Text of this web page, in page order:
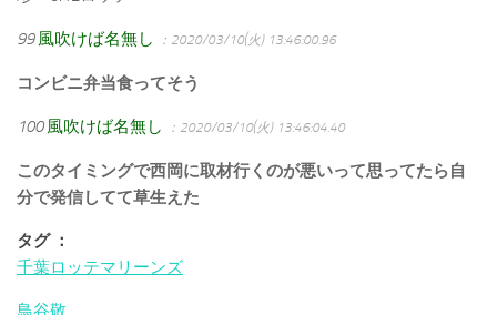
99 風吹けば名無し ：2020/03/10(火) 13:46:00.96
コンビニ弁当食ってそう
100 風吹けば名無し ：2020/03/10(火) 13:46:04.40
このタイミングで西岡に取材行くのが悪いって思ってたら自
分で発信してて草生えた
タグ ：
千葉ロッテマリーンズ
鳥谷敬